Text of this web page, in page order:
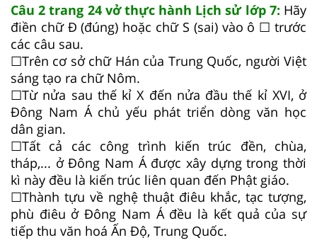
Câu 2 trang 24 vở thực hành Lịch sử lớp 7: Hãy
điền chữ Đ (đúng) hoặc chữ S (sai) vào ô ☐ trước
các câu sau.
☐Trên cơ sở chữ Hán của Trung Quốc, người Việt
sáng tạo ra chữ Nôm.
☐Từ nửa sau thế kỉ X đến nửa đầu thế kỉ XVI, ở
Đông Nam Á chủ yếu phát triển dòng văn học
dân gian.
☐Tất cả các công trình kiến trúc đền, chùa,
tháp,... ở Đông Nam Á được xây dựng trong thời
kì này đều là kiến trúc liên quan đến Phật giáo.
☐Thành tựu về nghệ thuật điêu khắc, tạc tượng,
phù điêu ở Đông Nam Á đều là kết quả của sự
tiếp thu văn hoá Ấn Độ, Trung Quốc.